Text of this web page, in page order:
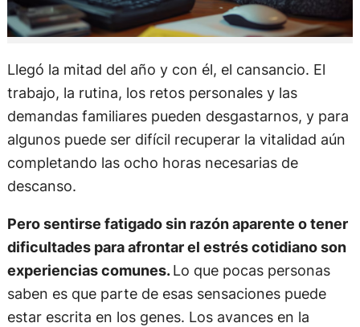
Llegó la mitad del año y con él, el cansancio. El
trabajo, la rutina, los retos personales y las
demandas familiares pueden desgastarnos, y para
algunos puede ser difícil recuperar la vitalidad aún
completando las ocho horas necesarias de
descanso.
Pero sentirse fatigado sin razón aparente o tener
dificultades para afrontar el estrés cotidiano son
experiencias comunes.Lo que pocas personas
saben es que parte de esas sensaciones puede
estar escrita en los genes. Los avances en la